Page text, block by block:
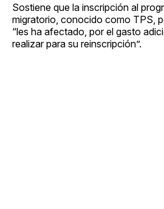
Sostiene que la inscripción al
migratorio, conocido como TPS,
“les ha afectado, por el gasto
realizar para su reinscripción”.